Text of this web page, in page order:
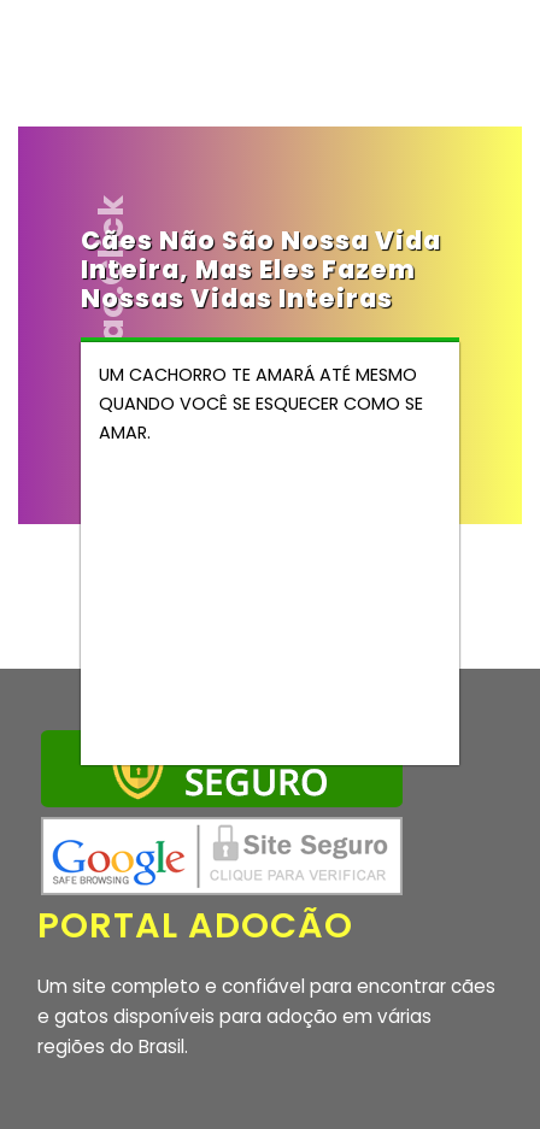
Vendocao.click
Cães Não São Nossa Vida
Inteira, Mas Eles Fazem
Nossas Vidas Inteiras
UM CACHORRO TE AMARÁ ATÉ MESMO
QUANDO VOCÊ SE ESQUECER COMO SE
AMAR.
PORTAL ADOCÃO
Um site completo e confiável para encontrar cães
e gatos disponíveis para adoção em várias
regiões do Brasil.